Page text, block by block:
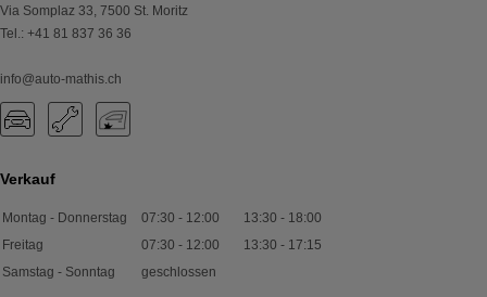
Via Somplaz 33 7500 St. Moritz
Tel. : +41 81 837 36 36
info@auto-mathis.ch
Verkauf
Montag - Donnerstag 07:30 - 12:00 13:30 - 18:00
Freitag
07:30 - 12:00 13:30 - 17:15
Samstag - Sonntag
geschlossen